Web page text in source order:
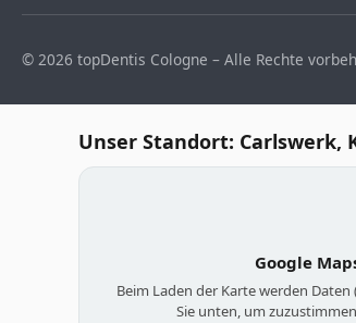
© 2026 topDentis Cologne – Alle Rechte
Unser Standort: Carlswerk,
Google
Beim Laden der Karte werden
Sie unten, um